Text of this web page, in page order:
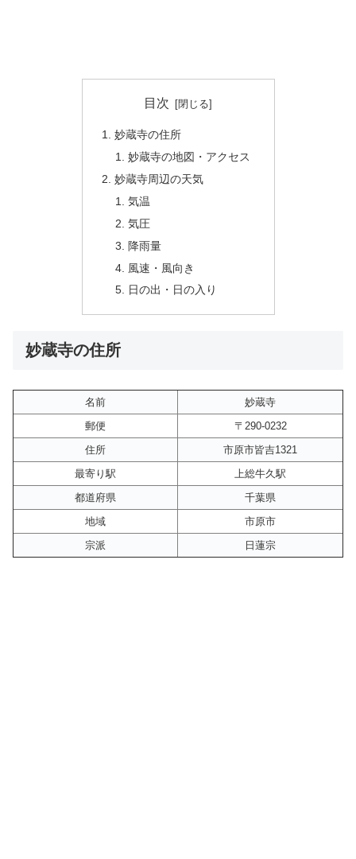
目次
妙蔵寺の住所
妙蔵寺の地図・アクセス
妙蔵寺周辺の天気
気温
気圧
降雨量
風速・風向き
日の出・日の入り
妙蔵寺の住所
名前
妙蔵寺
郵便
〒290-0232
住所
市原市皆吉1321
最寄り駅
上総牛久駅
都道府県
千葉県
地域
市原市
宗派
日蓮宗